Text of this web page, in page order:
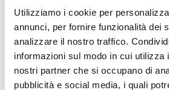
Utilizziamo i cookie per
annunci, per fornire funzionalità dei
analizzare il nostro traffico.
informazioni sul modo in cui utilizza
nostri partner che si occupano di
pubblicità e social media, i quali
08/08/2026